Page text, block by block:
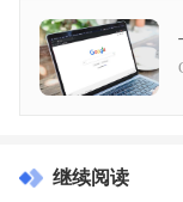
继续阅读